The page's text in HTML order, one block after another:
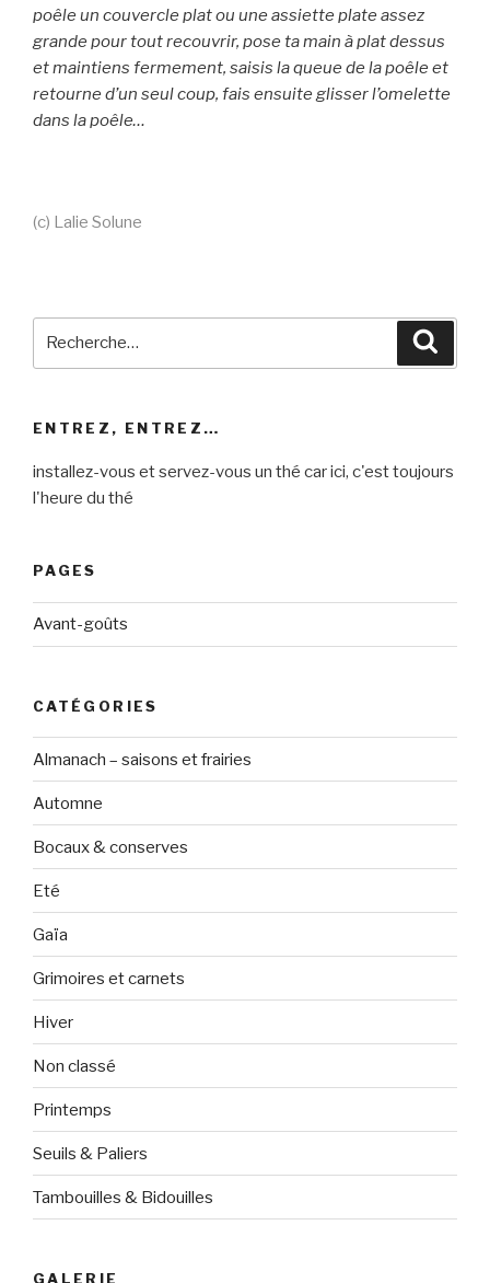
poêle un couvercle plat ou une assiette plate assez
grande pour tout recouvrir, pose ta main à plat dessus
et maintiens fermement, saisis la queue de la poêle et
retourne d’un seul coup, fais ensuite glisser l’omelette
dans la poêle…
(c) Lalie Solune
ENTREZ, ENTREZ…
installez-vous et servez-vous un thé car ici, c'est toujours
l'heure du thé
PAGES
Avant-goûts
CATÉGORIES
Almanach – saisons et frairies
Automne
Bocaux & conserves
Eté
Gaïa
Grimoires et carnets
Hiver
Non classé
Printemps
Seuils & Paliers
Tambouilles & Bidouilles
GALERIE